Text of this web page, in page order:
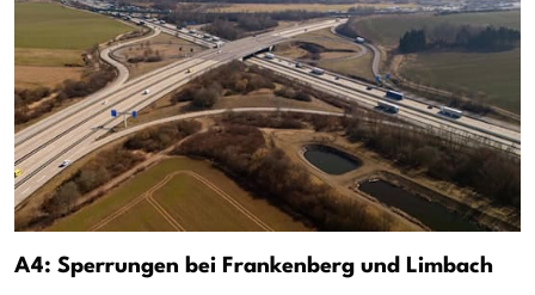
A4: Sperrungen bei Frankenberg und Limbach